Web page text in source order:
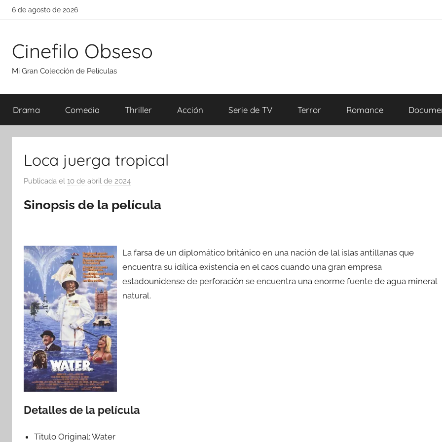
Saltar
6 de agosto de 2026
Cinefilo Obseso
Mi Gran Colección de Películas
Drama Comedia Thriller Acción Serie de TV Terror Romance
Loca juerga tropical
Publicada el 10 de abril de 2024
r
Sinopsis de la película
La farsa de un diplomático británico en una nación de lal islas antillanas que
encuentra su idílica existencia en el caos cuando una gran empresa
estadounidense de perforación se encuentra una enorme fuente de agua mineral
natural.
Detalles de la película
Titulo Original:Water